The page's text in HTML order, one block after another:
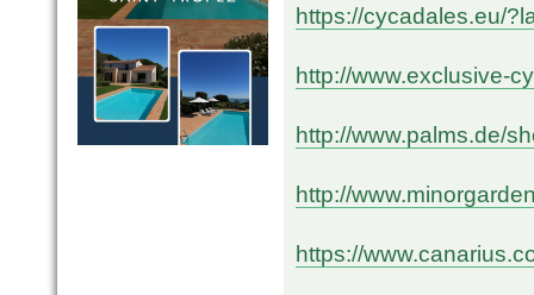
https://cycadales.eu/
http://www.exclusive-
http://www.palms.de/
http://
https://